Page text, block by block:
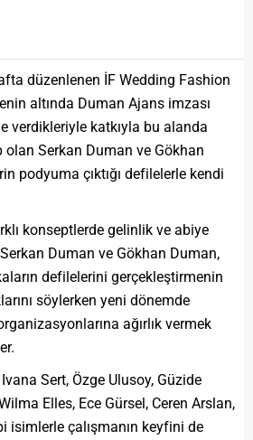
düzenlenen İF Wedding Fashion
altında Duman Ajans imzası
verdikleriyle katkıyla bu alanda
Serkan Duman ve Gökhan
podyuma çıktığı defilelerle kendi
konseptlerde gelinlik ve abiye
Duman ve Gökhan Duman,
defilelerini gerçekleştirmenin
söylerken yeni dönemde
ağırlık vermek
Sert, Özge Ulusoy, Güzide
Elles, Ece Gürsel, Ceren Arslan,
isimlerle çalışmanın keyfini de